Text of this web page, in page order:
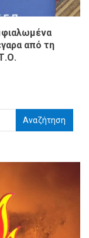
από τη